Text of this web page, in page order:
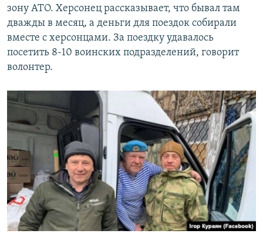
зону АТО. Херсонец рассказывает, что бывал там
дважды в месяц, а деньги для поездок собирали
вместе с херсонцами. За поездку удавалось
посетить 8-10 воинских подразделений, говорит
волонтер.